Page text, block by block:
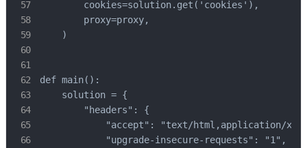
        cookies=solution.get('cookies'),
        proxy=proxy,
    )
def main():
    solution = {
        "headers": {
"accept": "text/html,application/
            "upgrade-insecure-requests": "1",